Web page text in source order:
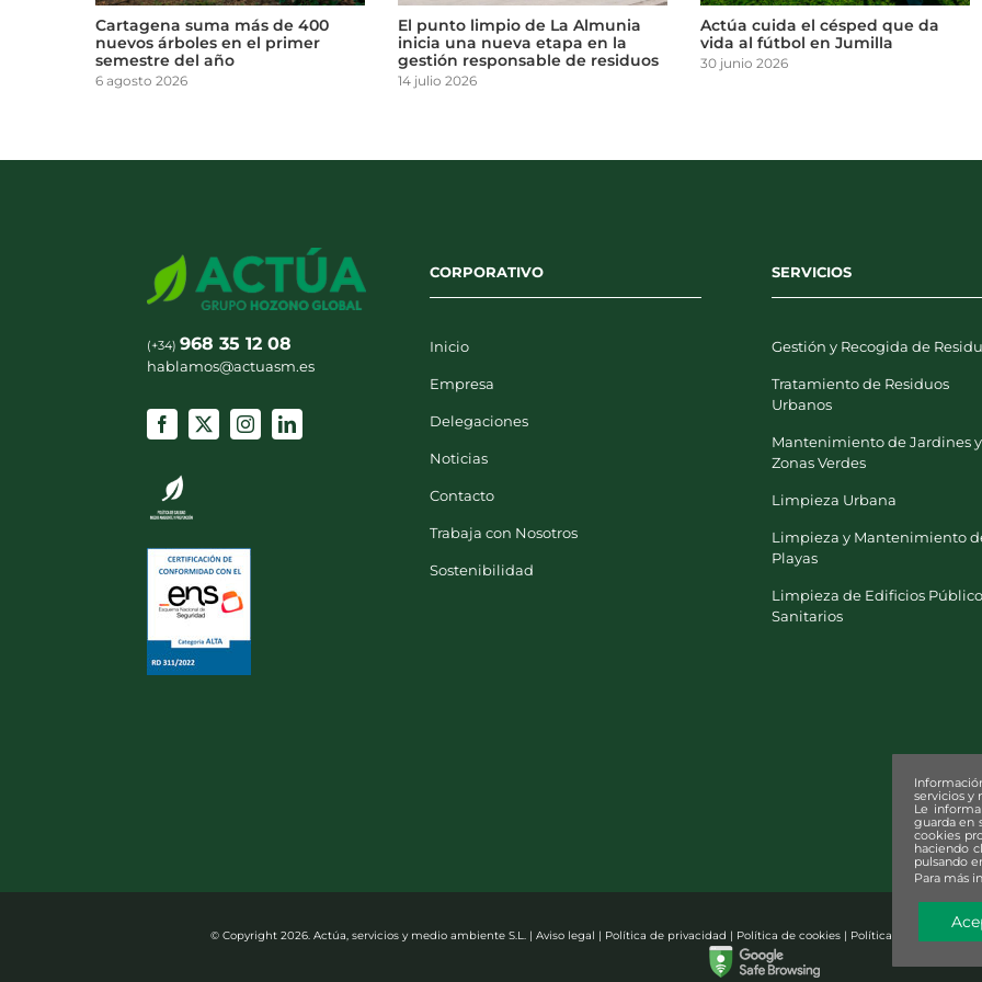
El punto limpio de La Almunia
inicia una nueva etapa en la
gestión responsable de residuos
14 julio 2026
Actúa cuida el césped que da
vida al fútbol en Jumilla
30 junio 2026
Cartagena suma más de 400
nuevos árboles en el primer
semestre del año
(+34) 968 35 12 08
hablamos@actuasm.es
CORPORATIVO
Inicio
Empresa
Delegaciones
Noticias
Contacto
Trabaja con Nosotros
Sostenibilidad
SERVICIOS
Gestión y Recogida de
Tratamiento de Residuos
Urbanos
Mantenimiento de Jardines y
Zonas Verdes
Limpieza Urbana
Limpieza y Mantenimiento
Playas
Limpieza de Edificios
Sanitarios
© Copyright 2026. Actúa, servicios y medio ambiente S.L. | Aviso legal | Política de privacidad | Política de cookies| Política de Seguridad
servicios y
Le
guarda en
cookies
haciendo
pulsando
Para más